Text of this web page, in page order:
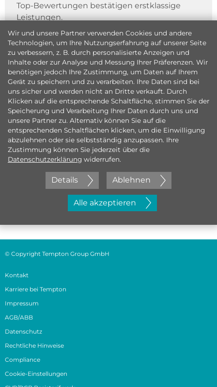
Top-Bewertungen bestätigen erstklassige
Leistungen.
Jetzt initiativ bewerben
Wir und unsere Partner verwenden Cookies und andere
Technologien, um Ihre Nutzungserfahrung auf unserer Seite
zu verbessern, z. B. durch personalisierte Anzeigen und
Inhalte oder zur Analyse und Messung Ihrer Präferenzen. Wir
benötigen jedoch Ihre Zustimmung, um Daten auf Ihrem
Gerät zu speichern und zu verarbeiten. Ihre Daten sind bei
uns sicher und werden nicht an Dritte verkauft. Durch
Klicken auf die entsprechende Schaltfläche, stimmen Sie der
Speicherung und Verarbeitung Ihrer Daten durch uns und
unsere Partner zu. Alternativ können Sie auf die
entsprechenden Schaltflächen klicken, um die Einwilligung
abzulehnen oder sie selbstständig anzupassen. Ihre
Zustimmung können Sie jederzeit über die
Datenschutzerklärung widerrufen.
Details Ablehnen
Alle akzeptieren
© Copyright Tempton Group GmbH
Kontakt
Karriere bei Tempton
Impressum
AGB/ABB
Datenschutz
Rechtliche Hinweise
Compliance
Cookie-Einstellungen